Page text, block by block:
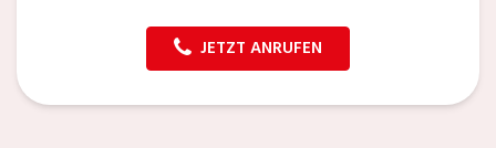
JETZT ANRUFEN